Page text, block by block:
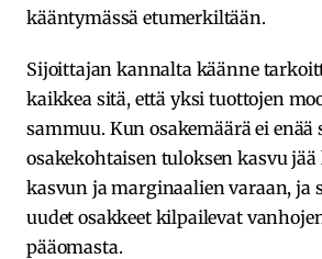
kääntymässä etumerkiltään.
Sijoittajan kannalta käänne
kaikkea sitä, että yksi tuottojen
sammuu. Kun osakemäärä ei enää
osakekohtaisen tuloksen kasvu
kasvun ja marginaalien varaan, ja
uudet osakkeet kilpailevat
pääomasta.